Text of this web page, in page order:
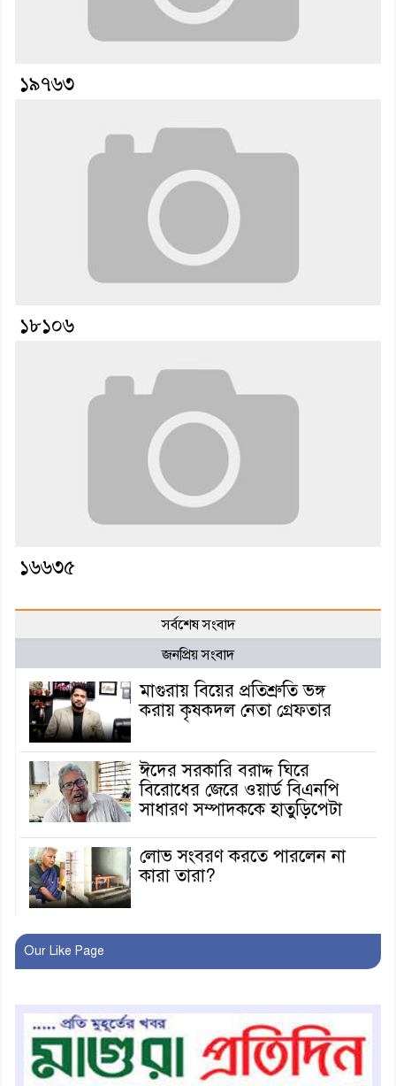
১৯৭৬৩
১৮১০৬
১৬৬৩৫
সর্বশেষ সংবাদ
জনপ্রিয় সংবাদ
মাগুরায় বিয়ের প্রতিশ্রুতি ভঙ্গ
করায় কৃষকদল নেতা গ্রেফতার
ঈদের সরকারি বরাদ্দ ঘিরে
বিরোধের জেরে ওয়ার্ড বিএনপি
সাধারণ সম্পাদককে হাতুড়িপেটা
লোভ সংবরণ করতে পারলেন না
কারা তারা?
অনূর্ধ্ব-১৭ জাতীয় চ্যাম্পিয়ন মাগুরা
রোববার থেকে ভারতীয় ট্যুরিস্ট
ভিসা চালু
Our Like Page